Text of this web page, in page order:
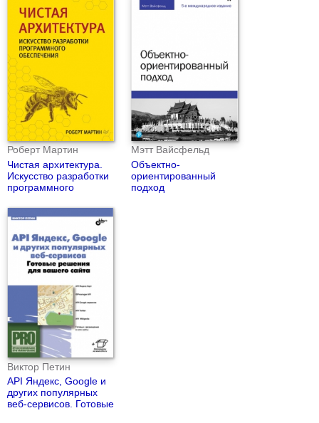
Роберт Мартин
Чистая архитектура.
Искусство разработки
программного
Мэтт Вайсфельд
Объектно-
ориентированный
подход
Виктор Петин
API Яндекс, Google и
других популярных
веб-сервисов. Готовые